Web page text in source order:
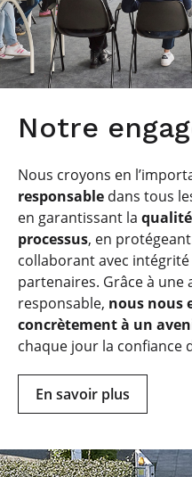
Notre
Nous croyons en
responsable dans tous
en garantissant la
processus, en
collaborant avec
partenaires. Grâce à
responsable, nous nous
concrètement à un
chaque jour la confiance
En savoir plus